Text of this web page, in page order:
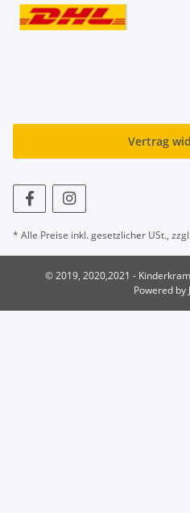
Vertrag
* Alle Preise inkl. gesetzlicher USt.,
© 2019, 2020,2021 -
Powered by